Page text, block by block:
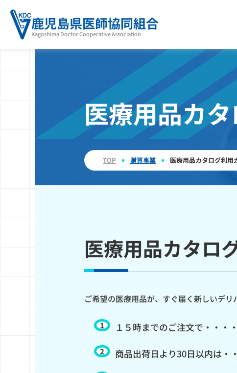
鹿児島県医師協同組合
Kagoshima Doctor Cooperative Association
医療用品カ
TOP 購買事業 医療用品カタログ利用
医療用品カタロ
ご希望の医療用品が、すぐ届く新しいデリ
１５時までのご注文で・・・
商品出荷日より30日以内は・